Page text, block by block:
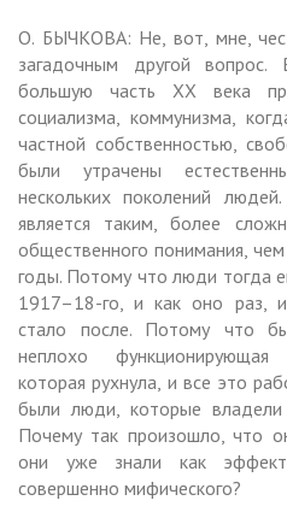
О. БЫЧКОВА: Не, вот, мне,
загадочным другой вопрос.
большую часть XX века
социализма, коммунизма,
частной собственностью,
были утрачены
нескольких поколений
является таким, более
общественного понимания,
годы. Потому что люди тогда
1917–18-го, и как оно раз,
стало после. Потому что
неплохо функционирующая
которая рухнула, и все это
были люди, которые владели
Почему так произошло, что
они уже знали как
совершенно мифического?